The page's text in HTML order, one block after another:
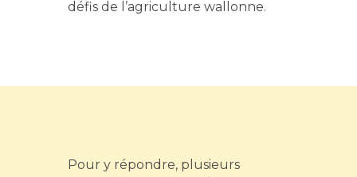
défis de l’agriculture wallonne.
Pour y répondre, plusieurs